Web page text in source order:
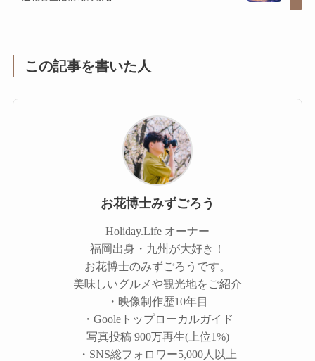
この記事を書いた人
お花博士みずごろう
Holiday.Life オーナー
福岡出身・九州が大好き！
お花博士のみずごろうです。
美味しいグルメや観光地をご紹介
・映像制作歴10年目
・Gooleトップローカルガイド
写真投稿 900万再生(上位1%)
・SNS総フォロワー5,000人以上